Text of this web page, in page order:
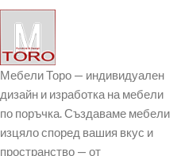
Мебели Торо — индивидуален
дизайн и изработка на мебели
по поръчка. Създаваме мебели
изцяло според вашия вкус и
пространство — от